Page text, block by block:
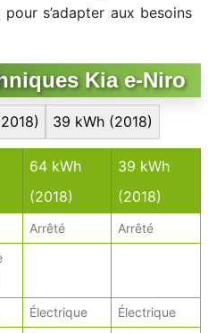
s’adapter aux besoins
Kia e-Niro
39 kWh (2018)
64 kWh
(2018)
39 kWh
(2018)
Arrêté
Arrêté
Électrique
Électrique